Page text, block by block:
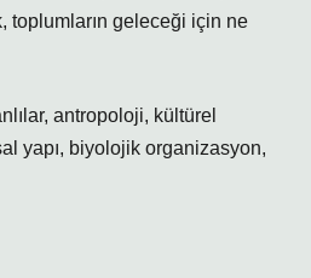
toplumların geleceği için ne
, antropoloji, kültürel
yapı, biyolojik organizasyon,